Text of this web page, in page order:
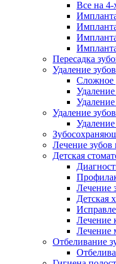
Все на
Пересадка
Удаление зубов
Сложное
Удаление
Лечение
Детская
Лечение
Детская
Лечение
Лечение
Отбеливание